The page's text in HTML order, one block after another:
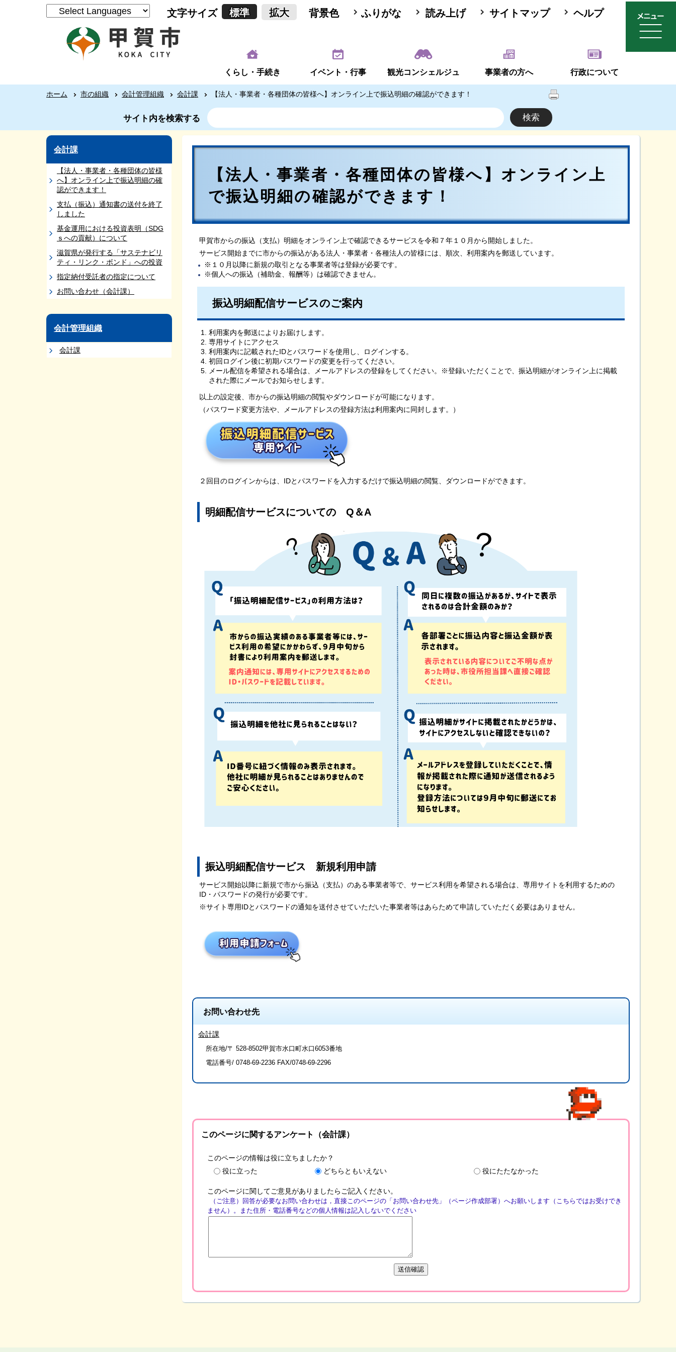
文字サイズ 標準 拡大 背景色 ふりがな 読み上げ サイトマップ ヘルプ
くらし・手続き イベント・行事 観光コンシェルジュ 事業者の方へ 行政について
ホーム 市の組織 会計管理組織 会計課 【法人・事業者・各種団体の皆様へ】オンライン上で振込明細の確認ができます！
サイト内を検索する
会計課
【法人・事業者・各種団体の皆様
へ】オンライン上で振込明細の確
認ができます！
支払（振込）通知書の送付を終了
しました
基金運用における投資表明（SDG
ｓへの貢献）について
滋賀県が発行する「サステナビリ
ティ・リンク・ボンド」への投資
指定納付受託者の指定について
お問い合わせ（会計課）
会計管理組織
会計課
【法人・事業者・各種団体の皆様へ】オンライン上
で振込明細の確認ができます！
甲賀市からの振込（支払）明細をオンライン上で確認できるサービスを令和７年１０月から開始しました。
サービス開始までに市からの振込がある法人・事業者・各種法人の皆様には、順次、利用案内を郵送しています。
※１０月以降に新規の取引となる事業者等は登録が必要です。
※個人への振込（補助金、報酬等）は確認できません。
振込明細配信サービスのご案内
利用案内を郵送によりお届けします。
専用サイトにアクセス
利用案内に記載されたIDとパスワードを使用し、ログインする。
初回ログイン後に初期パスワードの変更を行ってください。
メール配信を希望される場合は、メールアドレスの登録をしてください。※登録いただくことで、振込明細がオンライン上に掲載
された際にメールでお知らせします。
以上の設定後、市からの振込明細の閲覧やダウンロードが可能になります。
（パスワード変更方法や、メールアドレスの登録方法は利用案内に同封します。）
２回目のログインからは、IDとパスワードを入力するだけで振込明細の閲覧、ダウンロードができます。
明細配信サービスについての Q＆A
振込明細配信サービス 新規利用申請
サービス開始以降に新規で市から振込（支払）のある事業者等で、サービス利用を希望される場合は、専用サイトを利用するための
ID・パスワードの発行が必要です。
※サイト専用IDとパスワードの通知を送付させていただいた事業者等はあらためて申請していただく必要はありません。
お問い合わせ先
会計課
所在地/〒 528-8502甲賀市水口町水口6053番地
電話番号/ 0748-69-2236 FAX/0748-69-2296
このページに関するアンケート（会計課）
このページの情報は役に立ちましたか？
役に立った
どちらともいえない 役にたたなかった
このページに関してご意見がありましたらご記入ください。
（ご注意）回答が必要なお問い合わせは，直接このページの「お問い合わせ先」（ページ作成部署）へお願いします（こちらではお受けでき
ません）。また住所・電話番号などの個人情報は記入しないでください